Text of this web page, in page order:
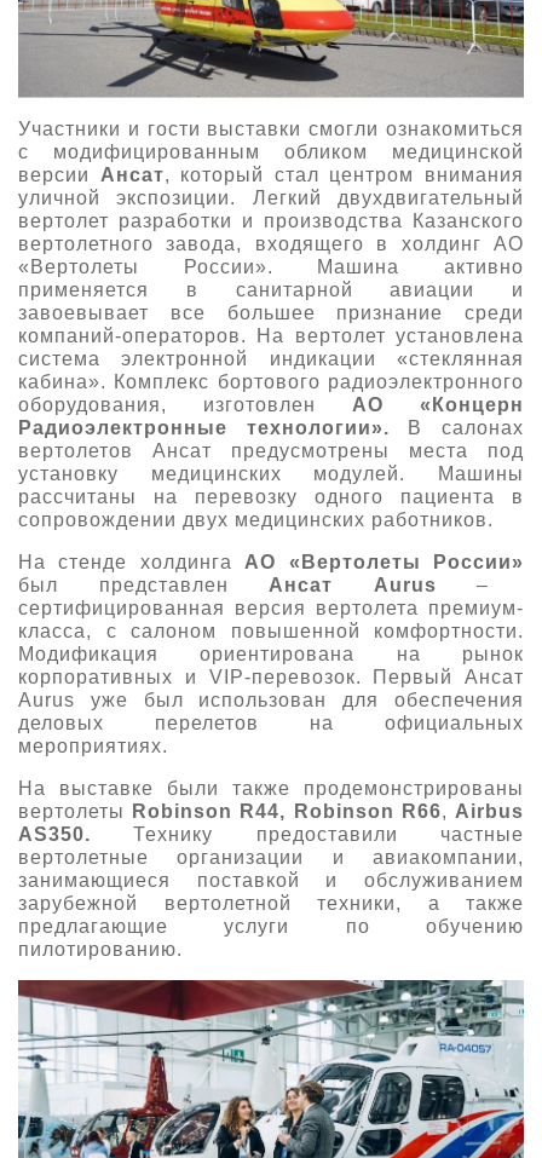
Участники и гости выставки смогли ознакомиться
с модифицированным обликом медицинской
версии Ансат, который стал центром внимания
уличной экспозиции. Легкий двухдвигательный
вертолет разработки и производства Казанского
вертолетного завода, входящего в холдинг АО
«Вертолеты России». Машина активно
применяется в санитарной авиации и
завоевывает все большее признание среди
компаний-операторов. На вертолет установлена
система электронной индикации «стеклянная
кабина». Комплекс бортового радиоэлектронного
оборудования, изготовлен
АО «Концерн
Радиоэлектронные технологии». В салонах
вертолетов Ансат предусмотрены места под
установку медицинских модулей. Машины
рассчитаны на перевозку одного пациента в
сопровождении двух медицинских работников.
На стенде холдинга АО
«Вертолеты России»
был представлен Ансат Aurus –
сертифицированная версия вертолета премиум-
класса, с салоном повышенной комфортности.
Модификация ориентирована на рынок
корпоративных и VIP-перевозок. Первый Ансат
Aurus уже был использован для обеспечения
деловых перелетов на официальных
мероприятиях.
На выставке были также продемонстрированы
вертолеты
Robinson R44, Robinson R66, Airbus
AS350.Технику предоставили частные
вертолетные организации и авиакомпании,
занимающиеся поставкой и обслуживанием
зарубежной вертолетной техники, а также
предлагающие услуги по обучению
пилотированию.